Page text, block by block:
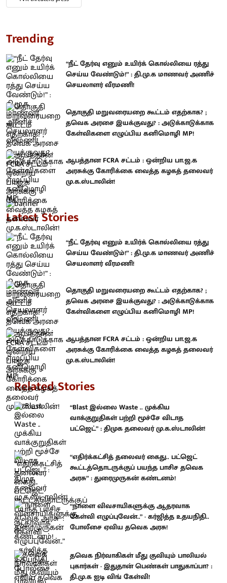
Trending
“நீட் தேர்வு எனும் உயிர்க் கொல்லியை ரத்து
செய்ய வேண்டும்!” : தி.மு.க மாணவர் அணிச்
செயலாளர் வீரமணி!
தொகுதி மறுவரையறை கூட்டம் எதற்காக? ;
தவெக அரசை இயக்குவது? : அடுக்காடுக்காக
கேள்விகளை எழுப்பிய கனிமொழி MP!
ஆபத்தான FCRA சட்டம் : ஒன்றிய பா.ஜ.க
அரசுக்கு கோரிக்கை வைத்த கழகத் தலைவர்
மு.க.ஸ்டாலின்!
Latest Stories
“நீட் தேர்வு எனும் உயிர்க் கொல்லியை ரத்து
செய்ய வேண்டும்!” : தி.மு.க மாணவர் அணிச்
செயலாளர் வீரமணி!
தொகுதி மறுவரையறை கூட்டம் எதற்காக? ;
தவெக அரசை இயக்குவது? : அடுக்காடுக்காக
கேள்விகளை எழுப்பிய கனிமொழி MP!
ஆபத்தான FCRA சட்டம் : ஒன்றிய பா.ஜ.க
அரசுக்கு கோரிக்கை வைத்த கழகத் தலைவர்
மு.க.ஸ்டாலின்!
Related Stories
“Blast இல்லை Waste .. முக்கிய
வாக்குறுதிகள் பற்றி மூச்சே விடாத
பட்ஜெட்” : திமுக தலைவர் மு.க.ஸ்டாலின்!
“எதிர்க்கட்சித் தலைவர் கைது.. பட்ஜெட்
கூட்டத்தொடருக்குப் பயந்த பாசிச தவெக
அரசு” : துரைமுருகன் கண்டனம்!
“நாளை விவசாயிகளுக்கு ஆதரவாக
கேள்வி எழுப்புவேன்..” - கர்ஜித்த உதயநிதி..
போலீசை ஏவிய தவெக அரசு!
தவெக நிர்வாகிகள் மீது குவியும் பாலியல்
புகார்கள் - இதுதான் பெண்கள் பாதுகாப்பா? :
தி.மு.க ஐடி விங் கேள்வி!